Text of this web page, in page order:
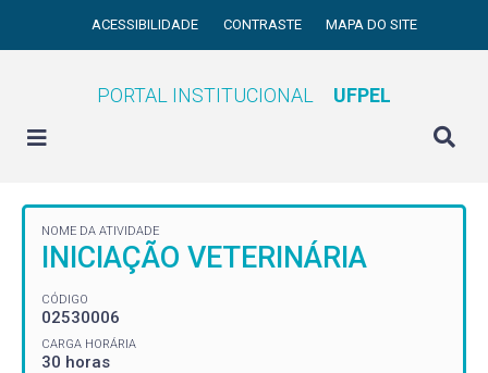
ACESSIBILIDADE CONTRASTE MAPA DO SITE
PORTAL INSTITUCIONAL UFPEL
NOME DA ATIVIDADE
INICIAÇÃO VETERINÁRIA
CÓDIGO
02530006
CARGA HORÁRIA
30 horas